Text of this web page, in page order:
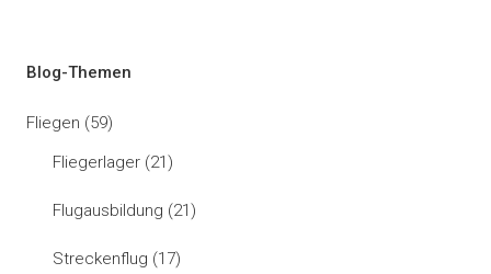
Blog-Themen
Fliegen (59)
Fliegerlager (21)
Flugausbildung (21)
Streckenflug (17)